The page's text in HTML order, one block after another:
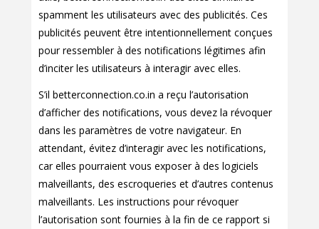
spamment les utilisateurs avec des publicités. Ces
publicités peuvent être intentionnellement conçues
pour ressembler à des notifications légitimes afin
d’inciter les utilisateurs à interagir avec elles.
S’il betterconnection.co.in a reçu l’autorisation
d’afficher des notifications, vous devez la révoquer
dans les paramètres de votre navigateur. En
attendant, évitez d’interagir avec les notifications,
car elles pourraient vous exposer à des logiciels
malveillants, des escroqueries et d’autres contenus
malveillants. Les instructions pour révoquer
l’autorisation sont fournies à la fin de ce rapport si